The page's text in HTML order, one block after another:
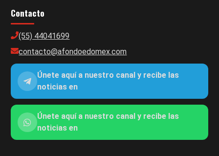
Contacto
(55) 44041699
contacto@afondoedomex.com
Únete aquí a nuestro canal y recibe las
noticias en
Únete aquí a nuestro canal y recibe las
noticias en